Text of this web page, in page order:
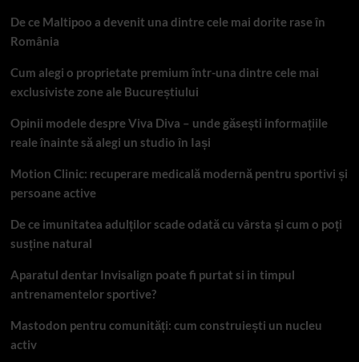
De ce Maltipoo a devenit una dintre cele mai dorite rase în
România
Cum alegi o proprietate premium într-una dintre cele mai
exclusiviste zone ale Bucureștiului
Opinii modele despre Viva Diva – unde găsești informațiile
reale înainte să alegi un studio în Iași
Motion Clinic: recuperare medicală modernă pentru sportivi și
persoane active
De ce imunitatea adulților scade odată cu vârsta și cum o poți
susține natural
Aparatul dentar Invisalign poate fi purtat si in timpul
antrenamentelor sportive?
Mastodon pentru comunități: cum construiești un nucleu
activ